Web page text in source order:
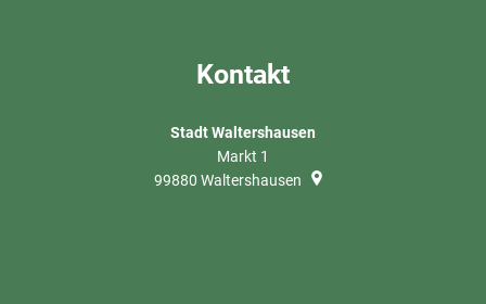
Kontakt
Stadt Waltershausen
Markt 1
99880 Waltershausen